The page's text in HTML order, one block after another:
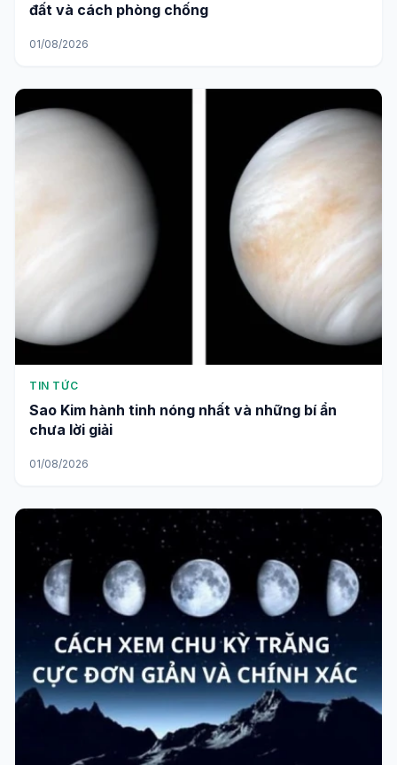
đất và cách phòng chống
01/08/2026
TIN TỨC
Sao Kim hành tinh nóng nhất và những bí ẩn
chưa lời giải
01/08/2026